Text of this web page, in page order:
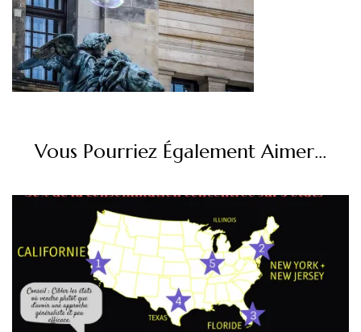
Vous Pourriez Également Aimer...